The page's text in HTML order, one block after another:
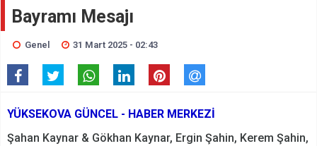
Bayramı Mesajı
Genel 31 Mart 2025 - 02:43
YÜKSEKOVA GÜNCEL - HABER MERKEZİ
Şahan Kaynar & Gökhan Kaynar, Ergin Şahin, Kerem Şahin,